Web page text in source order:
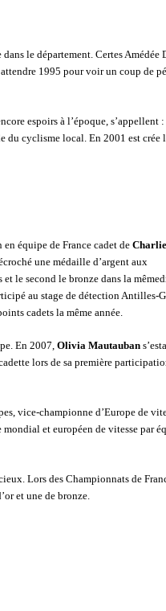
le département. Certes Amédée
1995 pour voir un coup de
espoirs à l’époque, s’appellent :
du cyclisme local. En 2001 est crée
équipe de France cadet deCharlie
une médaille d’argent aux
et le second le bronze dans la
au stage de détection Antilles-
cadets la même année.
En 2007,Olivia Mautauban
lors de sa première
vice-championne d’Europe de
et européen de vitesse par
Lors des Championnats de
et une de bronze.